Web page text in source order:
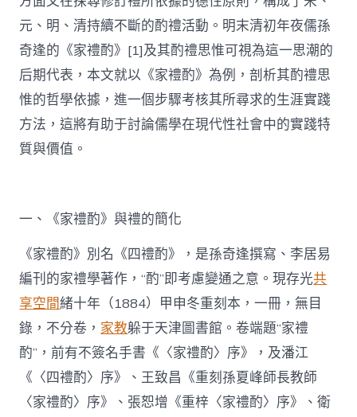
元、明、清持續不斷的酌禮活動。明末清初年夜儒孫
奇逢的《家禮酌》[1]及其酌禮思惟可視為這一思潮的
后期代表，本文就以《家禮酌》為例，剖析其酌禮思
惟的哲學依據，進一個步驟考核其所尋求的生涯實踐
方法，這將有助于討論儒學在現代性社會中的實踐特
質與價值。
一、《家禮酌》與禮的簡化
《家禮酌》別名《四禮酌》，是孫奇逢撰寫、李居易
編刊的家禮學著作，“酌”即考慮變通之意。現存光共
享空間緒十年（1884）甲申冬重刻本，一冊，無目
錄，不分卷， 家教躲于天津圖書館。卷端題“家禮
酌”，前有不簽名手書《〈家禮酌〉序》，及潘江
《〈四禮酌〉序》、王致昌《重刻孫夏峰師長教師
〈家禮酌〉序》、張恕增《重梓〈家禮酌〉序》、衛